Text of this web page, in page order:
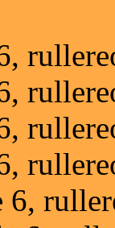
6,